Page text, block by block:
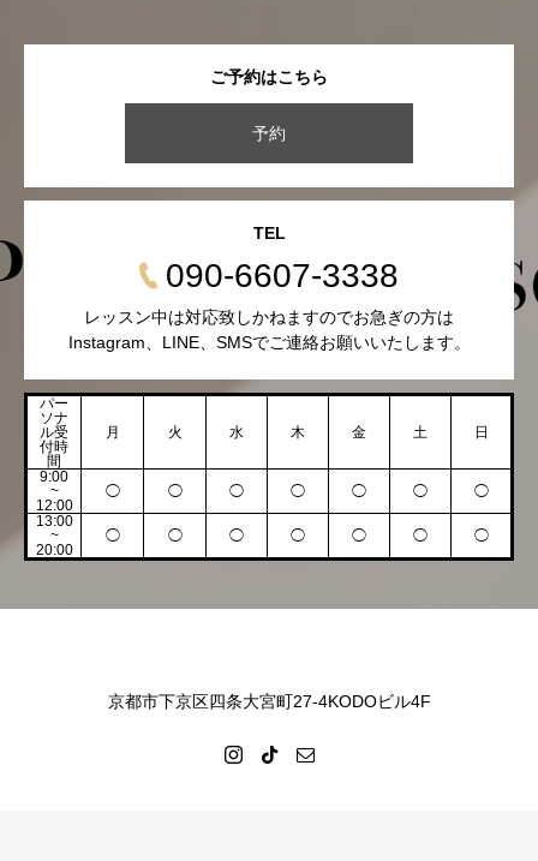
ご予約はこちら
予約
TEL
090-6607-3338
レッスン中は対応致しかねますのでお急ぎの方は
Instagram、LINE、SMSでご連絡お願いいたします。
パー
ソナ
ル受
付時
間
月 火 水 木 金 土 日
9:00
~
12:00
◯ ◯ ◯ ◯ ◯ ◯
◯
13:00
~
20:00
◯ ◯ ◯ ◯ ◯ ◯ ◯
京都市下京区四条大宮町27-4KODOビル4F